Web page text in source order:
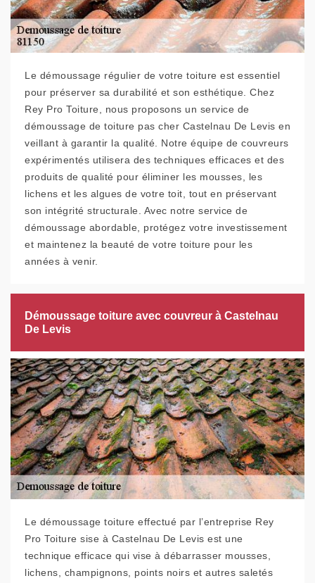
Le démoussage régulier de votre toiture est essentiel
pour préserver sa durabilité et son esthétique. Chez
Rey Pro Toiture, nous proposons un service de
démoussage de toiture pas cher Castelnau De Levis en
veillant à garantir la qualité. Notre équipe de couvreurs
expérimentés utilisera des techniques efficaces et des
produits de qualité pour éliminer les mousses, les
lichens et les algues de votre toit, tout en préservant
son intégrité structurale. Avec notre service de
démoussage abordable, protégez votre investissement
et maintenez la beauté de votre toiture pour les
années à venir.
Démoussage toiture avec couvreur à Castelnau
De Levis
Le démoussage toiture effectué par l’entreprise Rey
Pro Toiture sise à Castelnau De Levis est une
technique efficace qui vise à débarrasser mousses,
lichens, champignons, points noirs et autres saletés